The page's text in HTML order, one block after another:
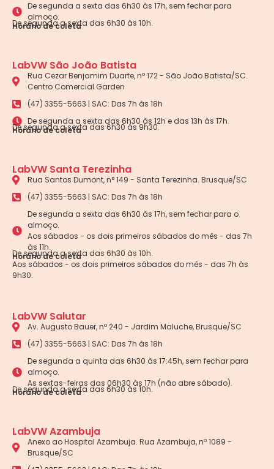
De segunda a sexta das 6h30 às 17h, sem fechar para
almoço.
Horário de coleta
De segunda a sexta das 6h30 às 10h.
LabVW São João Batista
Rua Cezar Benjamim Duarte, nº 172 - São João Batista/SC.
Centro Comercial Garden
(47) 3355-5663 | SAC: Das 7h às 18h
De segunda a sexta das 6h30 às 12h e das 13h às 17h.
Horário de coleta
De segunda a sexta das 6h30 às 9h30.
LabVW Santa Terezinha
Rua Santos Dumont, n° 149 - Santa Terezinha. Brusque/SC
(47) 3355-5663 | SAC: Das 7h às 18h
De segunda a sexta das 6h30 às 17h, sem fechar para o
almoço.
Aos sábados - os dois primeiros sábados do mês - das 7h
às 11h.
Horário de coleta
De segunda a sexta das 6h30 às 10h.
Aos sábados - os dois primeiros sábados do mês - das 7h às
9h30.
LabVW Salutar
Av. Augusto Bauer, nº 240 - Jardim Maluche, Brusque/SC
(47) 3355-5663 | SAC: Das 7h às 18h
De segunda a quinta das 6h30 às 17:45h, sem fechar para
almoço.
As sextas-feiras das 06h30 às 17h (não abre sábado).
Horário de coleta
De segunda a sexta das 6h30 às 10h.
LabVW Azambuja
Anexo ao Hospital Azambuja. Rua Azambuja, nº 1089 -
Brusque/SC